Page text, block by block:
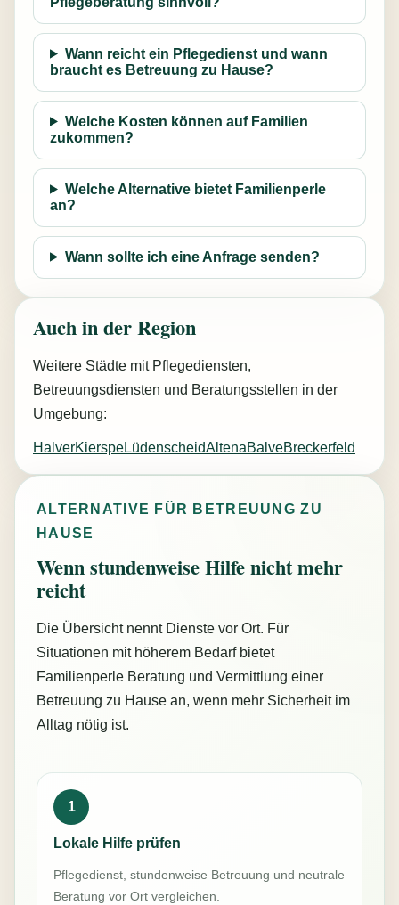
Wann reicht ein Pflegedienst und wann
braucht es Betreuung zu Hause?
Welche Kosten können auf Familien
zukommen?
Welche Alternative bietet Familienperle
an?
Wann sollte ich eine Anfrage senden?
Auch in der Region
Weitere Städte mit Pflegediensten,
Betreuungsdiensten und Beratungsstellen in der
Umgebung:
HalverKierspeLüdenscheidAltenaBalveBreckerfeld
ALTERNATIVE FÜR BETREUUNG ZU
HAUSE
Wenn stundenweise Hilfe nicht mehr
reicht
Die Übersicht nennt Dienste vor Ort. Für
Situationen mit höherem Bedarf bietet
Familienperle Beratung und Vermittlung einer
Betreuung zu Hause an, wenn mehr Sicherheit im
Alltag nötig ist.
1
Lokale Hilfe prüfen
Pflegedienst, stundenweise Betreuung und neutrale
Beratung vor Ort vergleichen.